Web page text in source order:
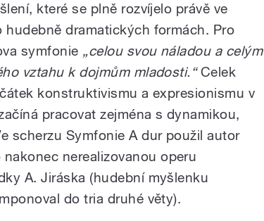
které se plně rozvíjelo právě ve
dramatických formách. Pro
symfonie „celou svou náladou a celým
vztahu k dojmům mladosti.“Celek
konstruktivismu a expresionismu v
pracovat zejména s dynamikou,
scherzu Symfonie A dur použil autor
nerealizovanou operu
A. Jiráska (hudební myšlenku
do tria druhé věty).